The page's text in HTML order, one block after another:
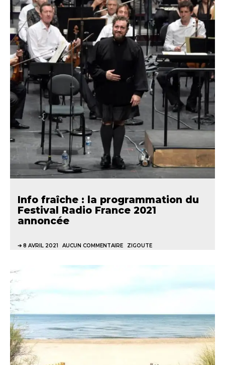
Info fraîche : la programmation du
Festival Radio France 2021
annoncée
8 AVRIL 2021 AUCUN COMMENTAIRE ZIGOUTE